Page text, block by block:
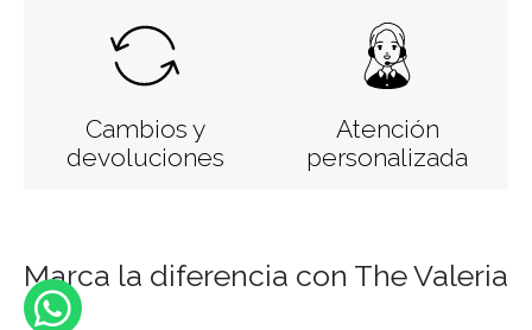
Cambios y
devoluciones
Atención
personalizada
Marca la diferencia con The Valeria